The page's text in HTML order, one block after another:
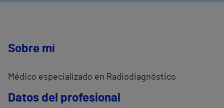
Sobre mí
Médico especializado en Radiodiagnóstico
Datos del profesional